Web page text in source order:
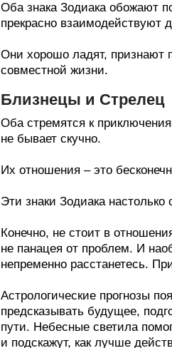
Оба знака Зодиака обожают
прекрасно взаимодействуют
Они хорошо ладят, признают
совместной жизни.
Близнецы и Стрелец
Оба стремятся к
не бывает скучно.
Их отношения – это
Эти знаки Зодиака
Конечно, не стоит в
не панацея от проблем. И
непременно расстанетесь.
Астрологические прогнозы
предсказывать будущее,
пути. Небесные светила
и подскажут, как лучше